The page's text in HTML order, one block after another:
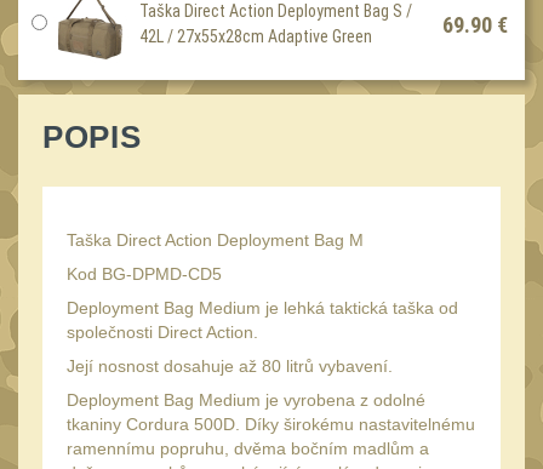
Samonavíjecí držáky
Zámky
Nepromokavý potahy a
vaky18
Láhve
Na přežití26
Ostatní
MONTÁŽE PRO OPTIKU
Taška Direct Action Deployment Bag S /
42L / 27x55x28cm Adaptive Green
69.90 €
POPIS
Taška Direct Action Deployment Bag M
Kod BG-DPMD-CD5
Deployment Bag Medium je lehká taktická taška od
společnosti Direct Action.
Její nosnost dosahuje až 80 litrů vybavení.
Deployment Bag Medium je vyrobena z odolné
tkaniny Cordura 500D. Díky širokému nastavitelnému
ramennímu popruhu, dvěma bočním madlům a